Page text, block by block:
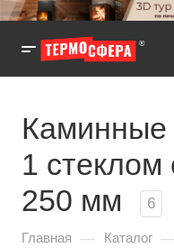
Каминные
1
250 мм
6
Главная — Каталог